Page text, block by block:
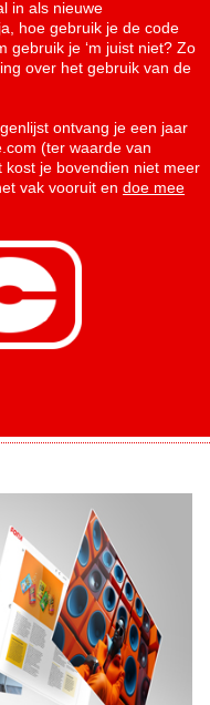
in als nieuwe
hoe gebruik je de code
gebruik je ‘m juist niet? Zo
over het gebruik van de
ontvang je een jaar
(ter waarde van
je bovendien niet meer
vak vooruit en doe mee